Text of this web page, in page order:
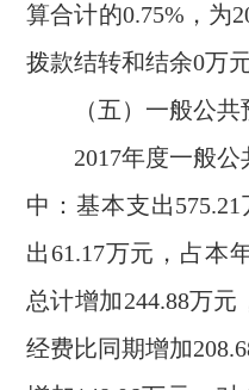
算合计的0.75%，为
拨款结转和结余0万元
（五）一般公共
2017年度一般公
中：基本支出
出61.17万元，占本
总计增加244.88万
经费比同期增加